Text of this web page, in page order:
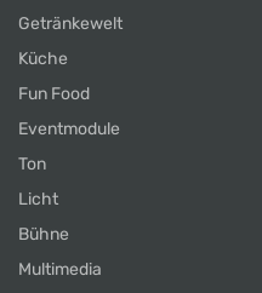
Getränkewelt
Küche
Fun Food
Eventmodule
Ton
Licht
Bühne
Multimedia